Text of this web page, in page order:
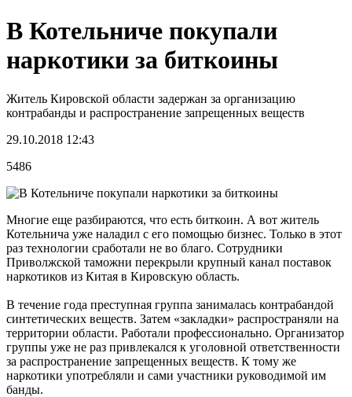
В Котельниче покупали
наркотики за биткоины
Житель Кировской области задержан за организацию
контрабанды и распространение запрещенных веществ
29.10.2018 12:43
5486
Многие еще разбираются, что есть биткоин. А вот житель
Котельнича уже наладил с его помощью бизнес. Только в этот
раз технологии сработали не во благо. Сотрудники
Приволжской таможни перекрыли крупный канал поставок
наркотиков из Китая в Кировскую область.
В течение года преступная группа занималась контрабандой
синтетических веществ. Затем «закладки» распространяли на
территории области. Работали профессионально. Организатор
группы уже не раз привлекался к уголовной ответственности
за распространение запрещенных веществ. К тому же
наркотики употребляли и сами участники руководимой им
банды.